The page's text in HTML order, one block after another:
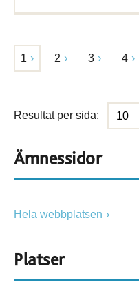
1 2 3 4
Resultat per sida:
Ämnessidor
Hela webbplatsen
Platser